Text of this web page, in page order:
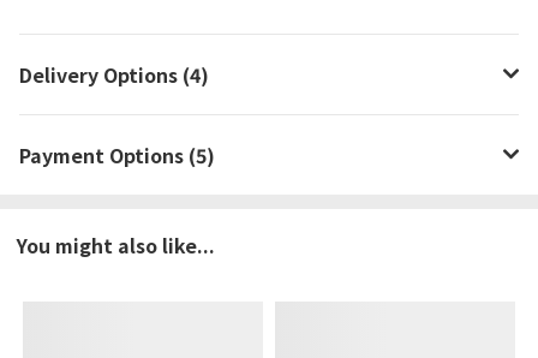
Delivery Options (4)
Payment Options (5)
You might also like...